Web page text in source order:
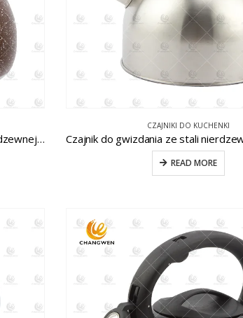
Brązowy czajnik do gwizdania ze stali nierdzewnej z drewnianą rączką CW-T030-1
CZAJNIKI DO KUCHENKI
READ MORE